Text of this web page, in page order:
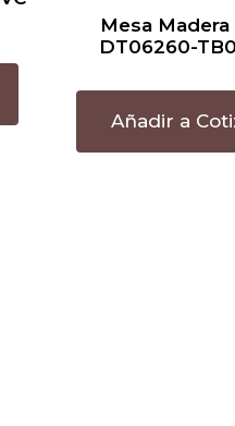
Mesa Madera
DT06260-
Añadir a